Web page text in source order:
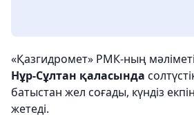
«Қазгидромет» РМК-ның
Нұр-Сұлтан қаласында
батыстан жел соғады, күндіз
жетеді.